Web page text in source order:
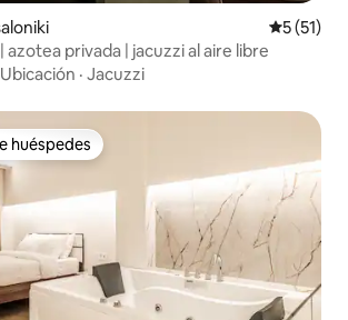
5 (51)
| azotea privada | jacuzzi al aire libre
Ubicación · Jacuzzi
preferido
huéspedes